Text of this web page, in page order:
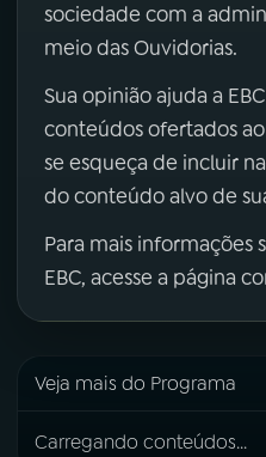
sociedade com a
meio das Ouvidorias.
Sua opinião ajuda a
conteúdos ofertados
se esqueça de incluir
do conteúdo alvo de
Para mais informações
EBC, acesse a página
Veja mais do Programa
Carregando conteúdos...